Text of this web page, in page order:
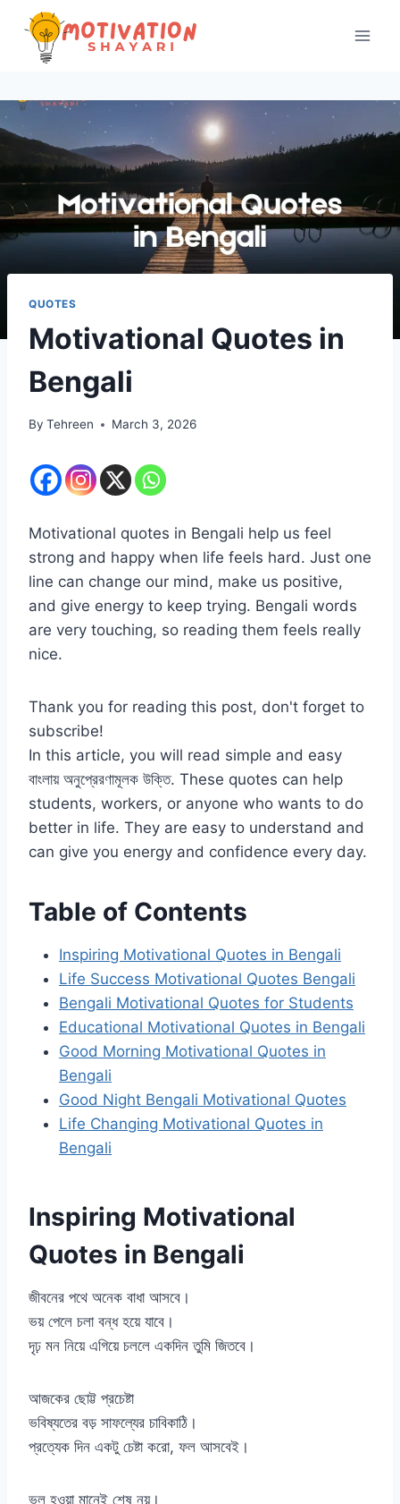
content
QUOTES
Motivational Quotes in
Bengali
By Tehreen March 3, 2026
Motivational quotes in Bengali help us feel
strong and happy when life feels hard. Just one
line can change our mind, make us positive,
and give energy to keep trying. Bengali words
are very touching, so reading them feels really
nice.
Thank you for reading this post, don't forget to
subscribe!
In this article, you will read simple and easy
বাংলায় অনুপ্রেরণামূলক উক্তি. These quotes can help
students, workers, or anyone who wants to do
better in life. They are easy to understand and
can give you energy and confidence every day.
Table of Contents
Inspiring Motivational Quotes in Bengali
Life Success Motivational Quotes Bengali
Bengali Motivational Quotes for Students
Educational Motivational Quotes in Bengali
Good Morning Motivational Quotes in
Bengali
Good Night Bengali Motivational Quotes
Life Changing Motivational Quotes in
Bengali
Inspiring Motivational
Quotes in Bengali
জীবনের পথে অনেক বাধা আসবে।
ভয় পেলে চলা বন্ধ হয়ে যাবে।
দৃঢ় মন নিয়ে এগিয়ে চললে একদিন তুমি জিতবে।
আজকের ছোট্ট প্রচেষ্টা
ভবিষ্যতের বড় সাফল্যের চাবিকাঠি।
প্রত্যেক দিন একটু চেষ্টা করো, ফল আসবেই।
ভুল হওয়া মানেই শেষ নয়।